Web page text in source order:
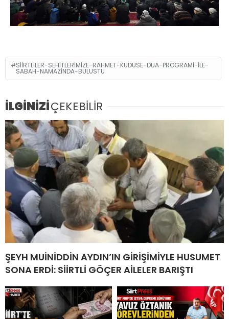
SIIRTLILER-SEHITLERIMIZE-RAHMET-KUDUSE-DUA-PROGRAMI-ILE-
SABAH-NAMAZINDA-BULUSTU
İLGİNİZİÇEKEBİLİR
ŞEYH MUİNİDDİN AYDIN’IN GİRİŞİMİYLE HUSUMET
SONA ERDİ: SİİRTLİ GÖÇER AİLELER BARIŞTI